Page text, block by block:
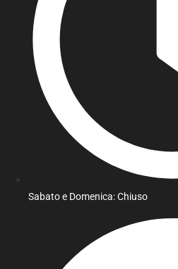
Sabato e Domenica: Chiuso